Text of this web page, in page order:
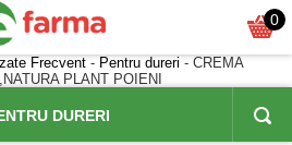
0
Frecvent - Pentru dureri - CREMA
PLANT POIENI
DURERI